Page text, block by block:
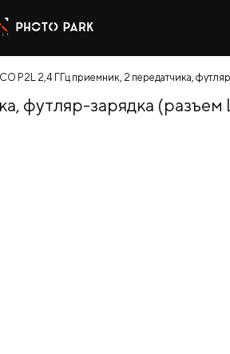
P2L 2,4 ГГц приемник, 2 передатчика,
футляр-зарядка